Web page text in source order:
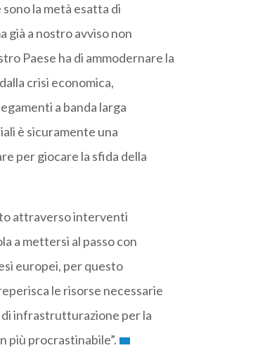
la metà esatta di
già a nostro avviso non
Paese ha di ammodernare la
crisi economica,
a banda larga
è sicuramente una
per giocare la sfida della
attraverso interventi
a mettersi al passo con
europei, per questo
le risorse necessarie
infrastrutturazione per la
più procrastinabile”.